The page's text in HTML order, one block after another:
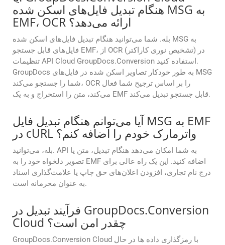
هنگام تبدیل فایل‌های اسکن شده MSG به
EMF، OCR ارائه می‌دهد؟
بله. شما می‌توانید هنگام تبدیل فایل‌های اسکن شده MSG به
فایل‌های قابل جستجو EMF، از OCR (تشخیص نوری کاراکتر) در
تنظیمات API Cloud GroupDocs.Conversion استفاده کنید.
GroupDocs به طور خودکار تصاویر اسکن شده در فایل‌های MSG
شما را جستجو می‌کند، OCR را بر اساس ترجیح شما فعال
می‌کند، متن را استخراج و به یک EMF قابل جستجو تبدیل می‌کند.
آیا می‌توانم هنگام تبدیل فایل MSG به EMF
در cURL واترمارک خودم را اضافه کنم؟
بله، می‌توانید. API به شما امکان می‌دهد هنگام تبدیل، متن یا
تصویر دلخواه خود را به EMF اضافه کنید. این یک راه عالی برای
درج نام تجاری، افزودن اعلان‌های حق چاپ یا علامت‌گذاری اسناد
به عنوان محرمانه است.
فرآیند تبدیل در GroupDocs.Conversion
Cloud چقدر امن است؟
GroupDocs.Conversion Cloud با رمزگذاری داده ها در حال